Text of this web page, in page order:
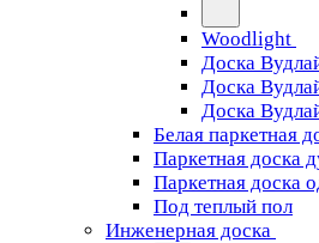
Woodlight
Доска
Доска
Доска
Белая паркетная
Паркетная доска
Паркетная доска
Под теплый пол
Инженерная доска